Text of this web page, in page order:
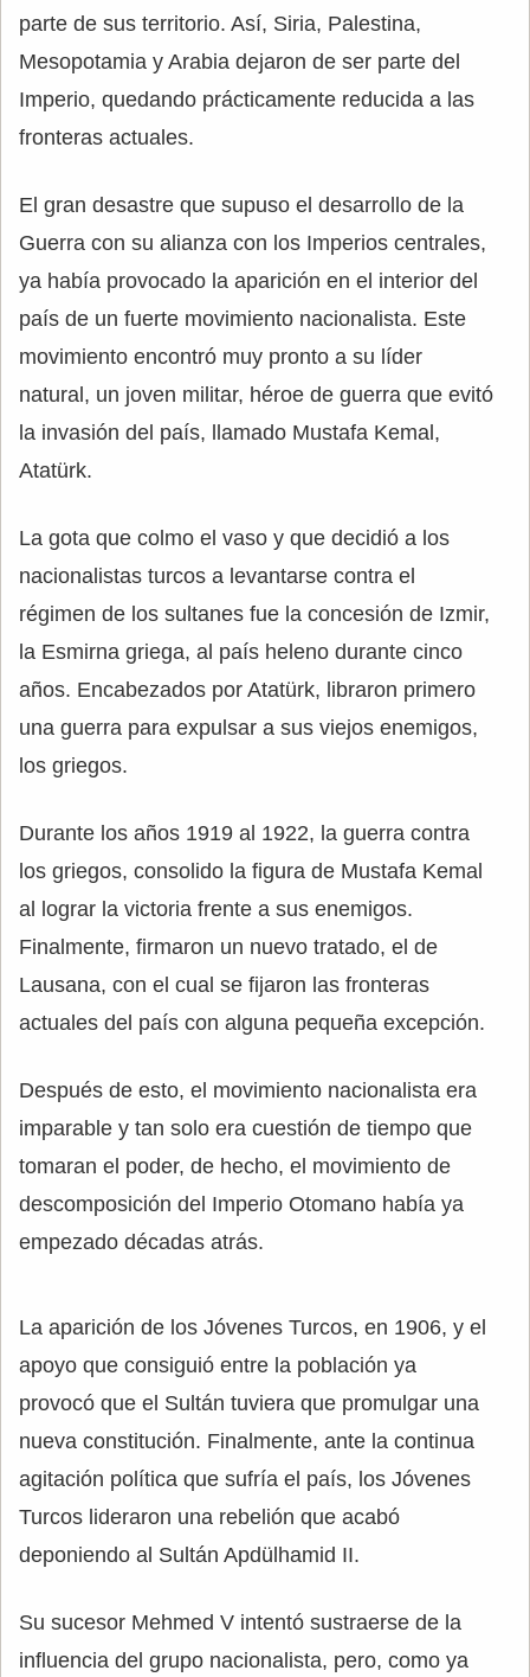
parte de sus territorio. Así, Siria, Palestina,
Mesopotamia y Arabia dejaron de ser parte del
Imperio, quedando prácticamente reducida a las
fronteras actuales.
El gran desastre que supuso el desarrollo de la
Guerra con su alianza con los Imperios centrales,
ya había provocado la aparición en el interior del
país de un fuerte movimiento nacionalista. Este
movimiento encontró muy pronto a su líder
natural, un joven militar, héroe de guerra que evitó
la invasión del país, llamado Mustafa Kemal,
Atatürk.
La gota que colmo el vaso y que decidió a los
nacionalistas turcos a levantarse contra el
régimen de los sultanes fue la concesión de Izmir,
la Esmirna griega, al país heleno durante cinco
años. Encabezados por Atatürk, libraron primero
una guerra para expulsar a sus viejos enemigos,
los griegos.
Durante los años 1919 al 1922, la guerra contra
los griegos, consolido la figura de Mustafa Kemal
al lograr la victoria frente a sus enemigos.
Finalmente, firmaron un nuevo tratado, el de
Lausana, con el cual se fijaron las fronteras
actuales del país con alguna pequeña excepción.
Después de esto, el movimiento nacionalista era
imparable y tan solo era cuestión de tiempo que
tomaran el poder, de hecho, el movimiento de
descomposición del Imperio Otomano había ya
empezado décadas atrás.
La aparición de los Jóvenes Turcos, en 1906, y el
apoyo que consiguió entre la población ya
provocó que el Sultán tuviera que promulgar una
nueva constitución. Finalmente, ante la continua
agitación política que sufría el país, los Jóvenes
Turcos lideraron una rebelión que acabó
deponiendo al Sultán Apdülhamid II.
Su sucesor Mehmed V intentó sustraerse de la
influencia del grupo nacionalista, pero, como ya